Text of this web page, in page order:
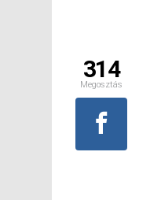
314
Megosztás